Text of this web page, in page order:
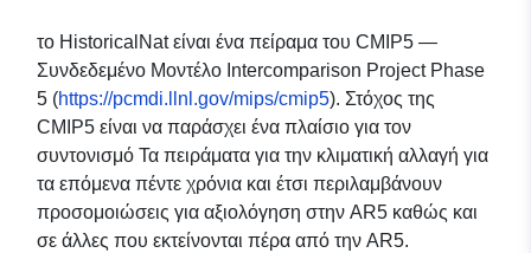
το HistoricalNat είναι ένα πείραμα του CMIP5 —
Συνδεδεμένο Μοντέλο Intercomparison Project Phase
5 (https://pcmdi.llnl.gov/mips/cmip5). Στόχος της
CMIP5 είναι να παράσχει ένα πλαίσιο για τον
συντονισμό Τα πειράματα για την κλιματική αλλαγή για
τα επόμενα πέντε χρόνια και έτσι περιλαμβάνουν
προσομοιώσεις για αξιολόγηση στην AR5 καθώς και
σε άλλες που εκτείνονται πέρα από την AR5.